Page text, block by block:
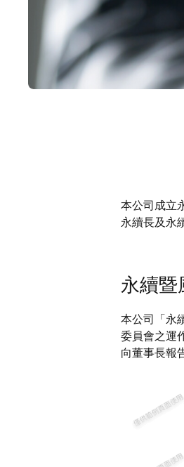
本公司成立
永續長及永
永續暨
本公司「永
委員會之運
向董事長報